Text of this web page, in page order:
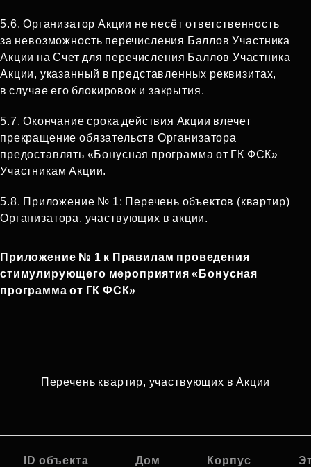
5.6. Организатор Акции не несёт ответственность
за невозможность перечисления Баллов Участника
Акции на Счет для перечисления Баллов Участника
Акции, указанный в представленных реквизитах,
в случае его блокировок и закрытия.
5.7. Окончание срока действия Акции влечет
прекращение обязательств Организатора
предоставлять «Бонусная программа от ГК ФСК»
Участникам Акции.
5.8. Приложение № 1: Перечень объектов (квартир)
Организатора, участвующих в акции.
Приложение № 1 к Правилам проведения
стимулирующего мероприятия «Бонусная
программа от ГК ФСК»
Перечень квартир, участвующих в Акции
ID объекта Дом Корпус